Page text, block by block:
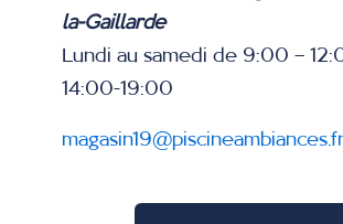
la-Gaillarde
Lundi au samedi de 9:00 –
14:00-19:00